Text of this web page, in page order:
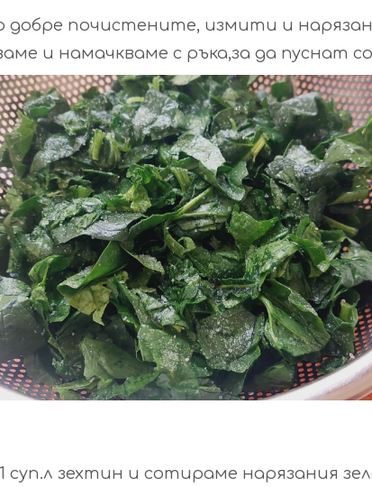
добре почистените, измити и
и намачкваме с ръка,за да пуснат
суп.л зехтин и сотираме нарязания